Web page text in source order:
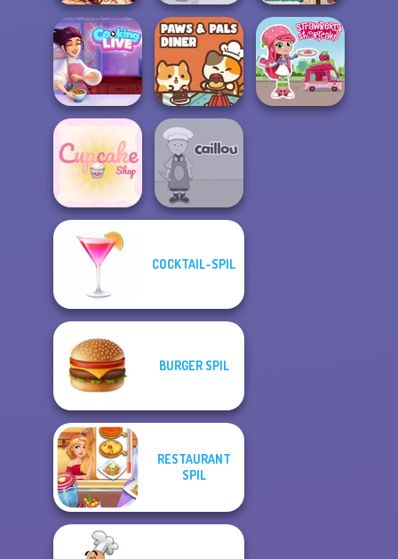
Nickelodeon
Cooking Contest
Dora Cooking in
la Cucina
Grandma Recipe
Ramen
Cooking Live: Be
a Chef&Cook
Paws & Pals
Diner
Cupcake Shop
COCKTAIL-SPIL
BURGER SPIL
RESTAURANT
SPIL